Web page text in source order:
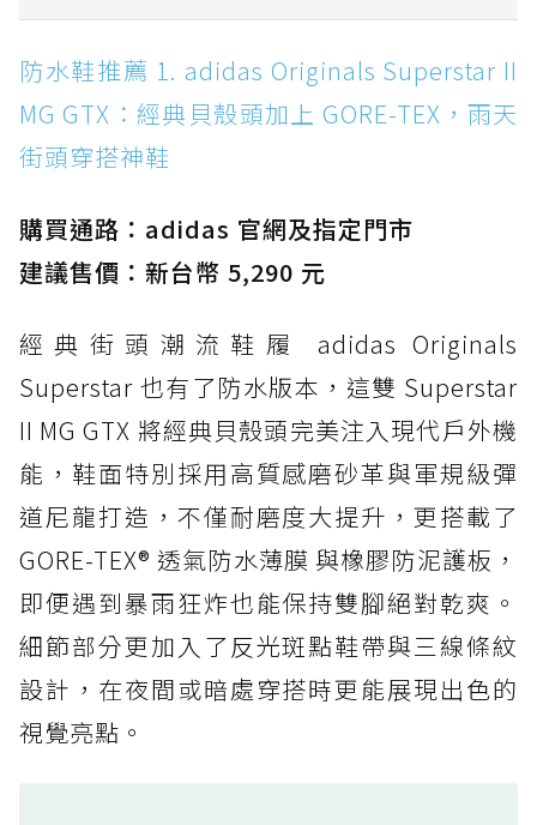
防水鞋推薦 1. adidas Originals Superstar II
MG GTX：經典貝殼頭加上 GORE-TEX，雨天街
頭穿搭神鞋
防水鞋推薦 2. New Balance Hierro v9 GORE-
防水鞋推薦 3. Nike Dunk Low GORE-TEX：
經典 Dunk 輪廓加上防水科技，雨天穿搭帥度不
打折
防水鞋推薦 4. ASICS TRABUCO 14 GTX：搭
載 GORE-TEX 隱形貼合科技，全方位防水神鞋
防水鞋推薦 5. Salomon XT-6 GORE-TEX：潮
人必備山系鞋王！防滑、防水與街頭顏值一次攻
頂
防水鞋推薦 6. HOKA Stinson Evo GTX：越野
復刻厚底，GORE-TEX 防水與增高神器一次滿
防水鞋推薦 7. Timberland Motion Access：
黃靴同級頂級防水，輕量化工裝健走鞋雨天必備
防水鞋推薦 7. Timberland Motion Access：
黃靴同級頂級防水，輕量化工裝健走鞋雨天必備
防水鞋推薦 1. adidas Originals Superstar II
MG GTX：經典貝殼頭加上 GORE-TEX，雨天
街頭穿搭神鞋
購買通路：adidas 官網及指定門市
建議售價：新台幣 5,290 元
經典街頭潮流鞋履 adidas Originals
Superstar 也有了防水版本，這雙 Superstar
II MG GTX 將經典貝殼頭完美注入現代戶外機
能，鞋面特別採用高質感磨砂革與軍規級彈
道尼龍打造，不僅耐磨度大提升，更搭載了
GORE-TEX® 透氣防水薄膜 與橡膠防泥護板，
即便遇到暴雨狂炸也能保持雙腳絕對乾爽。
細節部分更加入了反光斑點鞋帶與三線條紋
設計，在夜間或暗處穿搭時更能展現出色的
視覺亮點。